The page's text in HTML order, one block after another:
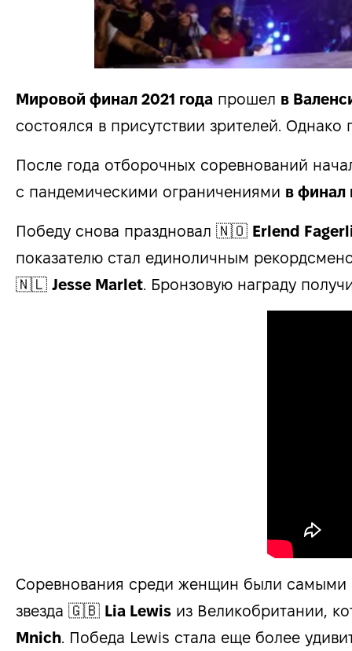
Мировой финал 2021 года прошел в
состоялся в присутствии зрителей.
После года отборочных соревнований
с пандемическими ограничениями в финал
Победу снова праздновал 🇳🇴 Erlend
показателю стал единоличным
🇳🇱 Jesse Marlet. Бронзовую награду
Соревнования среди женщин были самыми
звезда 🇬🇧 Lia Lewis из Великобритании,
Mnich. Победа Lewis стала еще более